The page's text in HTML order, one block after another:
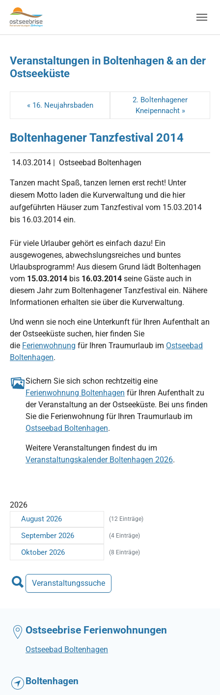
Skip to main navigation
Zum Hauptinhalt springen
Skip to page footer
Veranstaltungen in Boltenhagen & an der
Ostseeküste
« 16. Neujahrsbaden
2. Boltenhagener
Kneipennacht »
Boltenhagener Tanzfestival 2014
14.03.2014 | Ostseebad Boltenhagen
Tanzen macht Spaß, tanzen lernen erst recht! Unter
diesem Motto laden die Kurverwaltung und die hier
aufgeführten Häuser zum Tanzfestival vom 15.03.2014
bis 16.03.2014 ein.
Für viele Urlauber gehört es einfach dazu! Ein
ausgewogenes, abwechslungsreiches und buntes
Urlaubsprogramm! Aus diesem Grund lädt Boltenhagen
vom 15.03.2014 bis 16.03.2014 seine Gäste auch in
diesem Jahr zum Boltenhagener Tanzfestival ein. Nähere
Informationen erhalten sie über die Kurverwaltung.
Und wenn sie noch eine Unterkunft für Ihren Aufenthalt an
der Ostseeküste suchen, hier finden Sie
die Ferienwohnung für Ihren Traumurlaub im Ostseebad
Boltenhagen.
Sichern Sie sich schon rechtzeitig eine
Ferienwohnung Boltenhagen für Ihren Aufenthalt zu
der Veranstaltung an der Ostseeküste. Bei uns finden
Sie die Ferienwohnung für Ihren Traumurlaub im
Ostseebad Boltenhagen.
Weitere Veranstaltungen findest du im
Veranstaltungskalender Boltenhagen 2026.
2026
August 2026 (12 Einträge)
September 2026 (4 Einträge)
Oktober 2026 (8 Einträge)
Veranstaltungssuche
Ostseebrise Ferienwohnungen
Ostseebad Boltenhagen
Boltenhagen